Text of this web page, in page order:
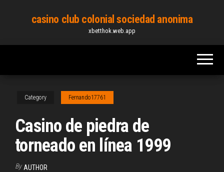
content
casino club colonial sociedad anonima
xbetthok.web.app
Category Fernando17761
Casino de piedra de
torneado en línea 1999
By AUTHOR